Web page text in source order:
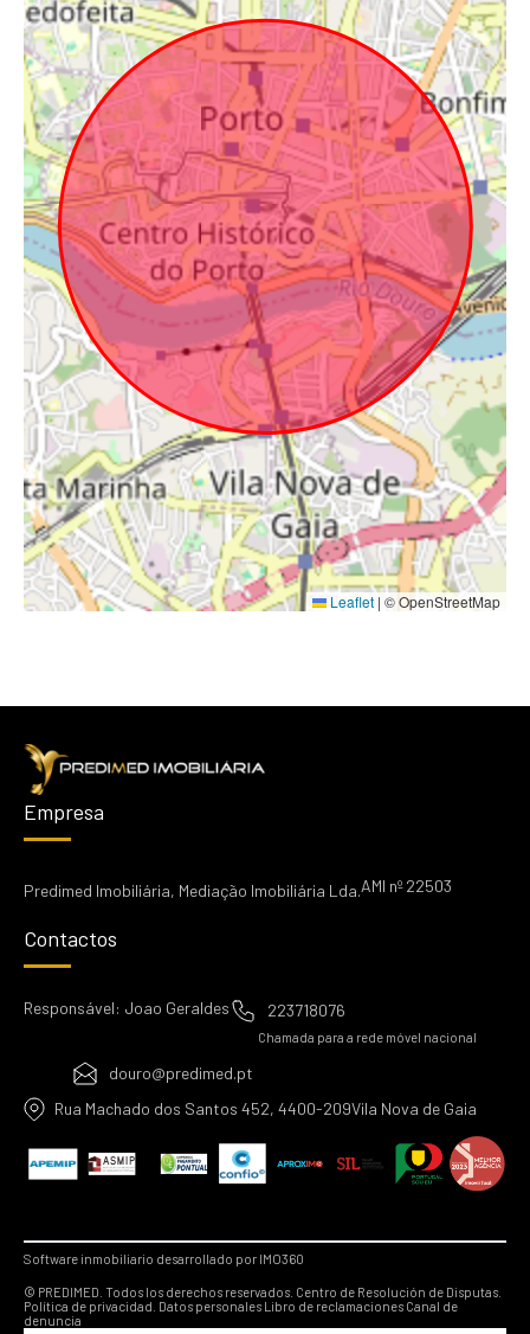
Leaflet | © OpenStreetMap
Empresa
Predimed Imobiliária, Mediação Imobiliária Lda.AMI nº 22503
Contactos
Responsável: Joao Geraldes 223718076
Chamada para a rede móvel nacional
douro@predimed.pt
Rua Machado dos Santos 452, 4400-209Vila Nova de Gaia
Software inmobiliario desarrollado por IMO360
© PREDIMED. Todos los derechos reservados. Centro de Resolución de Disputas.
Política de privacidad. Datos personalesLibro de reclamaciones Canal de
denuncia